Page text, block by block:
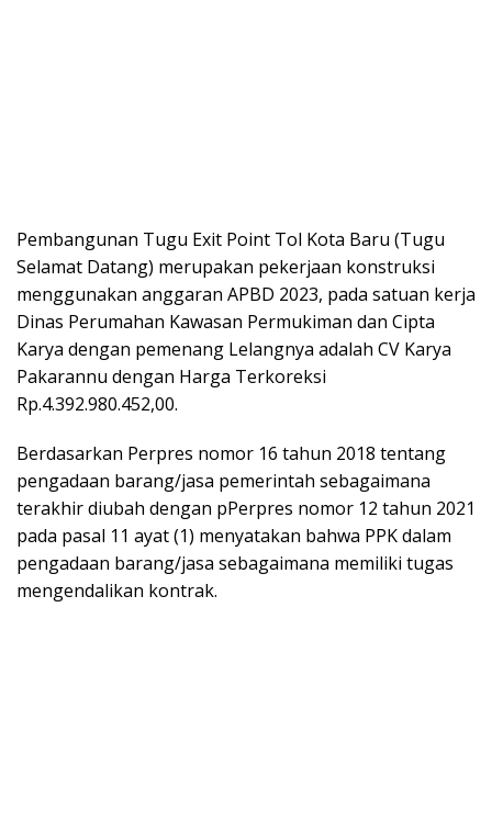
Pembangunan Tugu Exit Point Tol Kota Baru (Tugu
Selamat Datang) merupakan pekerjaan konstruksi
menggunakan anggaran APBD 2023, pada satuan kerja
Dinas Perumahan Kawasan Permukiman dan Cipta
Karya dengan pemenang Lelangnya adalah CV Karya
Pakarannu dengan Harga Terkoreksi
Rp.4.392.980.452,00.
Berdasarkan Perpres nomor 16 tahun 2018 tentang
pengadaan barang/jasa pemerintah sebagaimana
terakhir diubah dengan pPerpres nomor 12 tahun 2021
pada pasal 11 ayat (1) menyatakan bahwa PPK dalam
pengadaan barang/jasa sebagaimana memiliki tugas
mengendalikan kontrak.